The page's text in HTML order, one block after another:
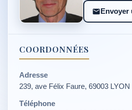
Envoyer
COORDONNÉES
Adresse
239, ave Félix Faure, 69003 LYON
Téléphone